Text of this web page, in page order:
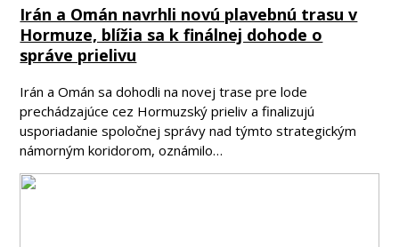
Irán a Omán navrhli novú plavebnú trasu v
Hormuze, blížia sa k finálnej dohode o
správe prielivu
Irán a Omán sa dohodli na novej trase pre lode
prechádzajúce cez Hormuzský prieliv a finalizujú
usporiadanie spoločnej správy nad týmto strategickým
námorným koridorom, oznámilo…